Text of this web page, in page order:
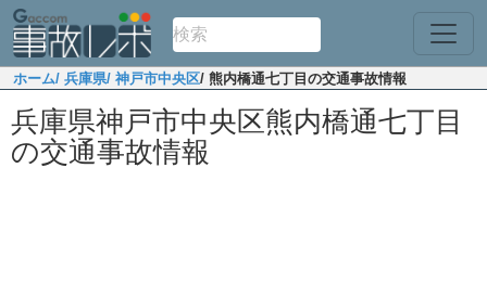
ホーム/ 兵庫県/ 神戸市中央区/ 熊内橋通七丁目の交通事故情報
兵庫県神戸市中央区熊内橋通七丁目
の交通事故情報